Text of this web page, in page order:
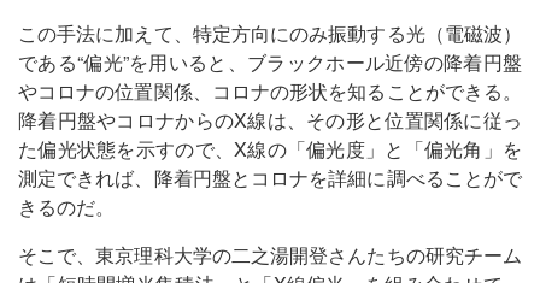
この手法に加えて、特定方向にのみ振動する光（電磁波）
である“偏光”を用いると、ブラックホール近傍の降着円盤
やコロナの位置関係、コロナの形状を知ることができる。
降着円盤やコロナからのX線は、その形と位置関係に従っ
た偏光状態を示すので、X線の「偏光度」と「偏光角」を
測定できれば、降着円盤とコロナを詳細に調べることがで
きるのだ。
そこで、東京理科大学の二之湯開登さんたちの研究チーム